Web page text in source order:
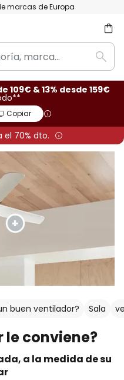
un plazo de 50 días
109€ & 13% desde 159€
Copiar
el 70% dto.
buen ventilador? Sala
le conviene?
a la medida de su